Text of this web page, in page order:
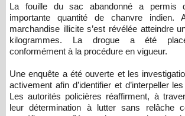
La fouille du sac abandonné a permis
importante quantité de chanvre indien.
marchandise illicite s’est révélée atteindre
kilogrammes. La drogue a été
conformément à la procédure en vigueur.
Une enquête a été ouverte et les
activement afin d’identifier et d’interpeller
Les autorités policières réaffirment, à
leur détermination à lutter sans relâche